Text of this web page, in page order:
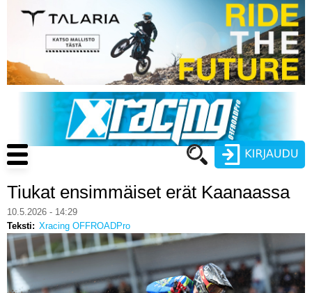
pääsisältöön
Käyttäjätunnus
Salasana
Main
navigation
ENDURO
MOTOCROSS
Tiukat ensimmäiset erät Kaanaassa
10.5.2026 - 14:29
Teksti
Xracing OFFROADPro